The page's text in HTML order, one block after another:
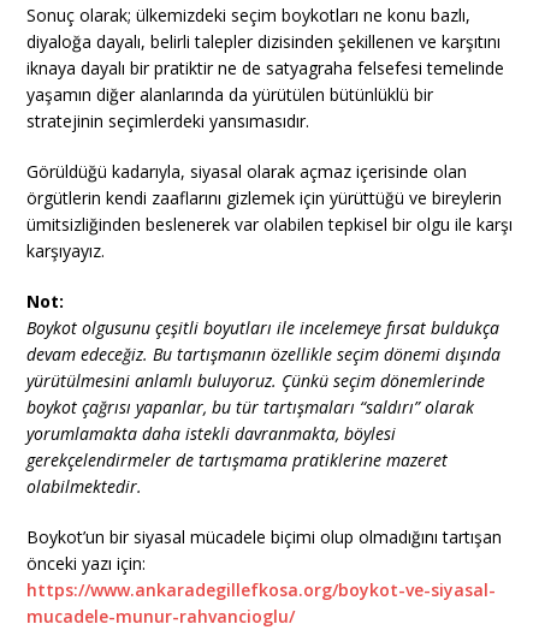
Sonuç olarak; ülkemizdeki seçim boykotları ne konu bazlı,
diyaloğa dayalı, belirli talepler dizisinden şekillenen ve karşıtını
iknaya dayalı bir pratiktir ne de satyagraha felsefesi temelinde
yaşamın diğer alanlarında da yürütülen bütünlüklü bir
stratejinin seçimlerdeki yansımasıdır.
Görüldüğü kadarıyla, siyasal olarak açmaz içerisinde olan
örgütlerin kendi zaaflarını gizlemek için yürüttüğü ve bireylerin
ümitsizliğinden beslenerek var olabilen tepkisel bir olgu ile karşı
karşıyayız.
Not:
Boykot olgusunu çeşitli boyutları ile incelemeye fırsat buldukça
devam edeceğiz. Bu tartışmanın özellikle seçim dönemi dışında
yürütülmesini anlamlı buluyoruz. Çünkü seçim dönemlerinde
boykot çağrısı yapanlar, bu tür tartışmaları “saldırı” olarak
yorumlamakta daha istekli davranmakta, böylesi
gerekçelendirmeler de tartışmama pratiklerine mazeret
olabilmektedir.
Boykot’un bir siyasal mücadele biçimi olup olmadığını tartışan
önceki yazı için:
https://www.ankaradegillefkosa.org/boykot-ve-siyasal-
mucadele-munur-rahvancioglu/